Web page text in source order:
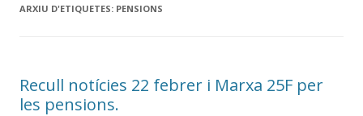
ARXIU D'ETIQUETES: PENSIONS
Recull notícies 22 febrer i Marxa 25F per
les pensions.